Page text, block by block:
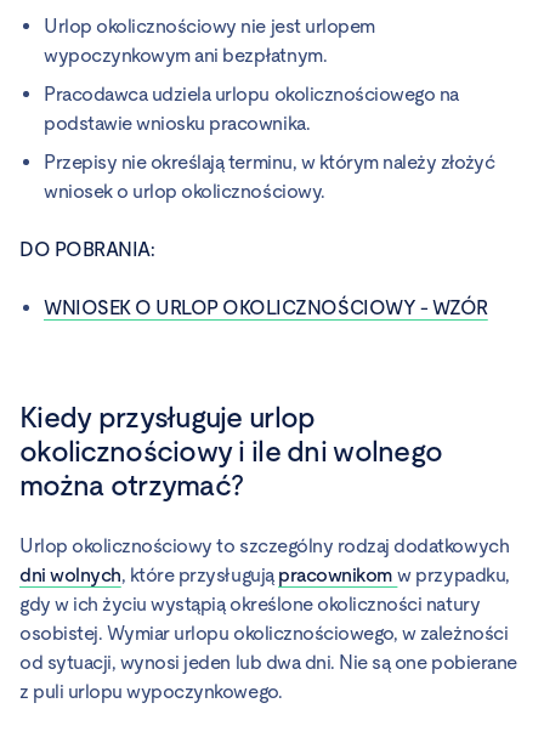
Urlop okolicznościowy nie jest urlopem
wypoczynkowym ani bezpłatnym.
Pracodawca udziela urlopu okolicznościowego na
podstawie wniosku pracownika.
Przepisy nie określają terminu, w którym należy złożyć
wniosek o urlop okolicznościowy.
DO POBRANIA:
WNIOSEK O URLOP OKOLICZNOŚCIOWY - WZÓR
Kiedy przysługuje urlop
okolicznościowy i ile dni wolnego
można otrzymać?
Urlop okolicznościowy to szczególny rodzaj dodatkowych
dni wolnych, które przysługują pracownikomw przypadku,
gdy w ich życiu wystąpią określone okoliczności natury
osobistej. Wymiar urlopu okolicznościowego, w zależności
od sytuacji, wynosi jeden lub dwa dni. Nie są one pobierane
z puli urlopu wypoczynkowego.